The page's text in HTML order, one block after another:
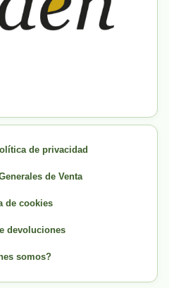
de privacidad
de Venta
de cookies
devoluciones
somos?